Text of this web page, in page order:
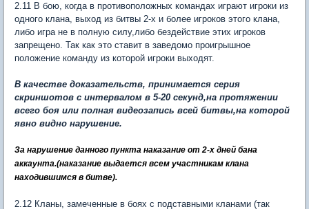
2.11 В бою, когда в противоположных командах играют игроки из
одного клана, выход из битвы 2-х и более игроков этого клана,
либо игра не в полную силу,либо бездействие этих игроков
запрещено. Так как это ставит в заведомо проигрышное
положение команду из которой игроки выходят.
В качестве доказательств, принимается серия
скриншотов с интервалом в 5-20 секунд,на протяжении
всего боя или полная видеозапись всей битвы,на которой
явно видно нарушение.
За нарушение данного пункта наказание от 2-х дней бана
аккаунта.(наказание выдается всем участникам клана
находившимся в битве).
2.12 Кланы, замеченные в боях с подставными кланами (так